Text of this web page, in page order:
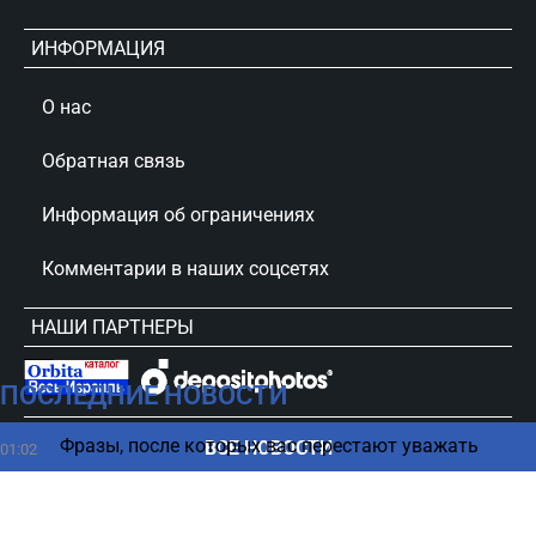
ПОСЛЕДНИЕ НОВОСТИ
01:02 Фразы, после которых вас перестают уважать
ВСЕ НОВОСТИ
ИНФОРМАЦИЯ
О нас
Обратная связь
Информация об ограничениях
Комментарии в наших соцсетях
НАШИ ПАРТНЕРЫ
сursorinfo.co.il © Все права защищены